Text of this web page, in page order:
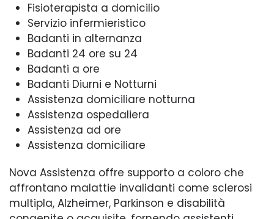
Fisioterapista a domicilio
Servizio infermieristico
Badanti in alternanza
Badanti 24 ore su 24
Badanti a ore
Badanti Diurni e Notturni
Assistenza domiciliare notturna
Assistenza ospedaliera
Assistenza ad ore
Assistenza domiciliare
Nova Assistenza offre supporto a coloro che
affrontano malattie invalidanti come sclerosi
multipla, Alzheimer, Parkinson e disabilità